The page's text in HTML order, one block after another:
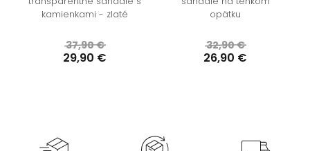
kamienkami - zlaté
37,90 €
29,90 €
opätku
32,90 €
26,90 €